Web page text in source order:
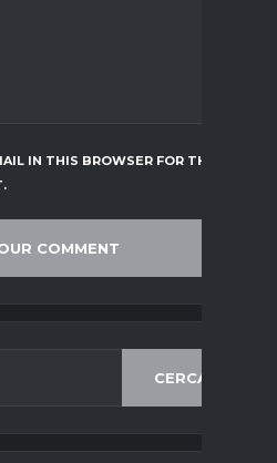
IN THIS BROWSER FOR THE
CERCA